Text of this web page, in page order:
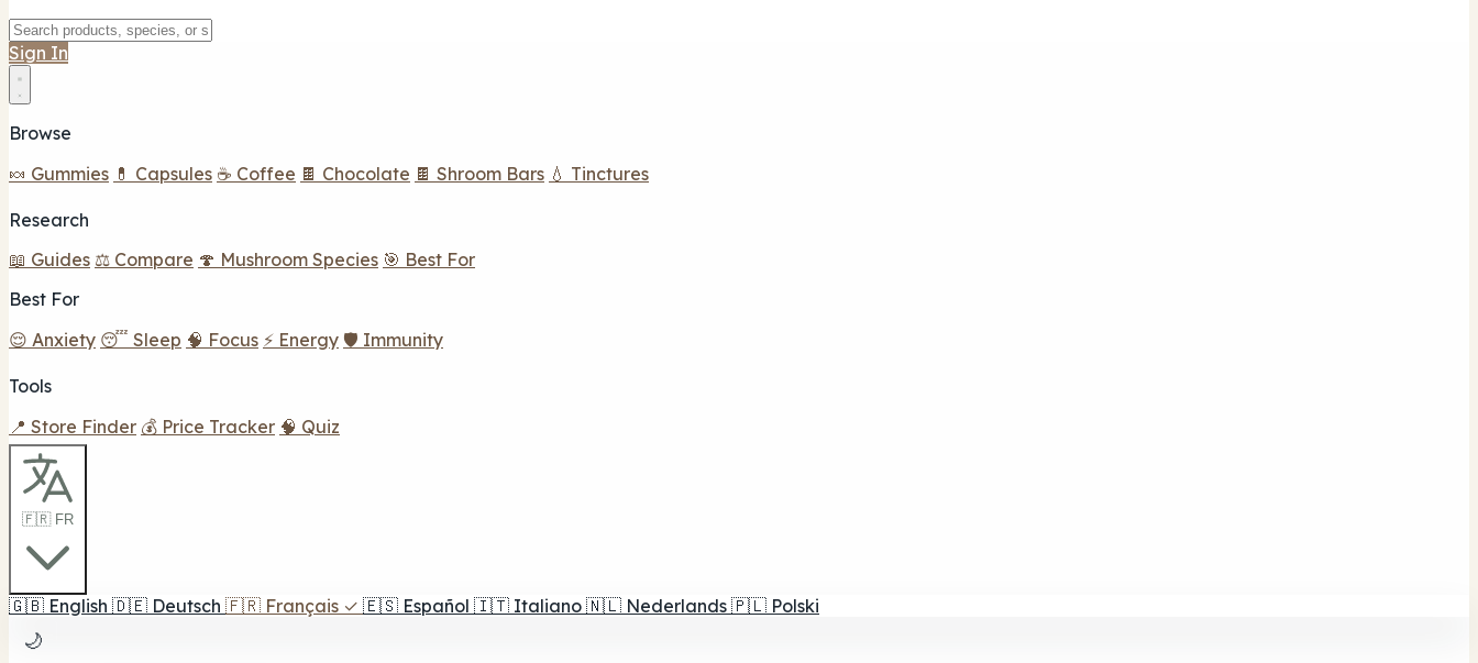
Sign In
Browse
🍬 Gummies 💊 Capsules ☕ Coffee 🍫 Chocolate 🍫 Shroom Bars 💧 Tinctures
Research
📖 Guides ⚖️ Compare 🍄 Mushroom Species 🎯 Best For
Best For
😌 Anxiety 😴 Sleep 🧠 Focus ⚡ Energy 🛡️ Immunity
Tools
📍 Store Finder 💰 Price Tracker 🧠 Quiz
🇫🇷 FR
🇬🇧 English 🇩🇪 Deutsch 🇫🇷 Français ✓ 🇪🇸 Español 🇮🇹 Italiano 🇳🇱 Nederlands 🇵🇱 Polski
🌙